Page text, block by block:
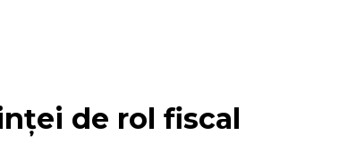
de rol fiscal